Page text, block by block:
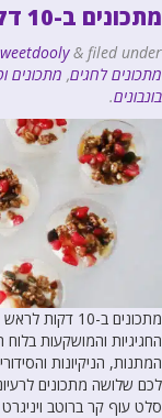
מתכונים ב-10 דקות לראש השנה
& filed under
מתכונים לחגים, מתכונים
בונבונים.
מתכונים ב-
החגיגיות והמושקעות
המתנות, הניקיונות
לכם שלושה מתכונים
סלט עוף קר ברוטב